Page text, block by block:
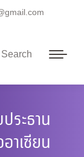
Search
ระธาน
าเซียน